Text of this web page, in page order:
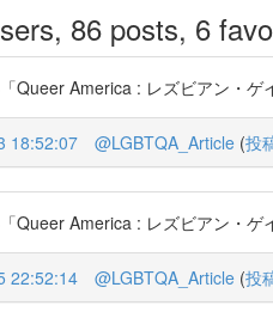
86 posts, 6
「Queer America : レズビアン・
18:52:07 @LGBTQA_Article (投
「Queer America : レズビアン・
22:52:14 @LGBTQA_Article (投